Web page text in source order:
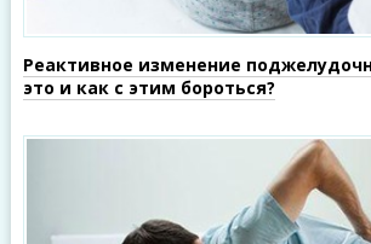
Реактивное изменение
это и как с этим бороться?